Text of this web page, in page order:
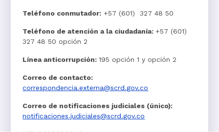
Teléfono conmutador: +57 (601) 327 48 50
Teléfono de atención a la ciudadanía: +57 (601)
327 48 50 opción 2
Línea anticorrupción:195 opción 1 y opción 2
Correo de contacto:
correspondencia.externa@scrd.gov.co
Correo de notificaciones judiciales (único):
notificaciones.judiciales@scrd.gov.co